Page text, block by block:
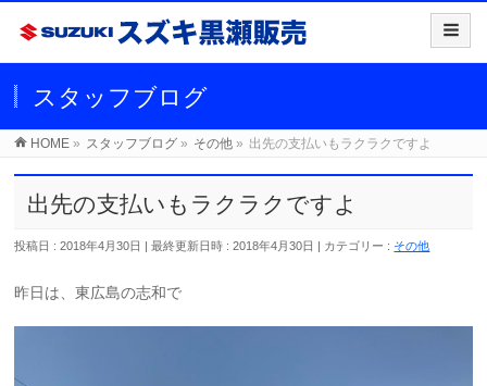
スタッフブログ
HOME » スタッフブログ » その他 » 出先の支払いもラクラクですよ
出先の支払いもラクラクですよ
投稿日 : 2018年4月30日 最終更新日時 : 2018年4月30日 カテゴリー : その他
昨日は、東広島の志和で